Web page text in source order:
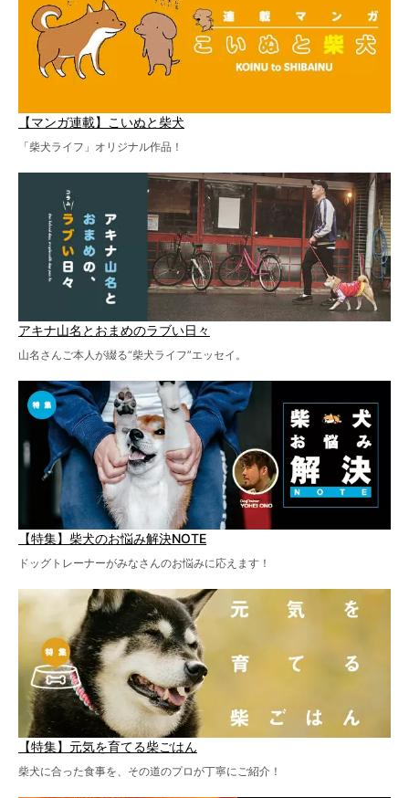
【マンガ連載】こいぬと柴犬
「柴犬ライフ」オリジナル作品！
アキナ山名とおまめのラブい日々
山名さんご本人が綴る“柴犬ライフ”エッセイ。
【特集】柴犬のお悩み解決NOTE
ドッグトレーナーがみなさんのお悩みに応えます！
【特集】元気を育てる柴ごはん
柴犬に合った食事を、その道のプロが丁寧にご紹介！